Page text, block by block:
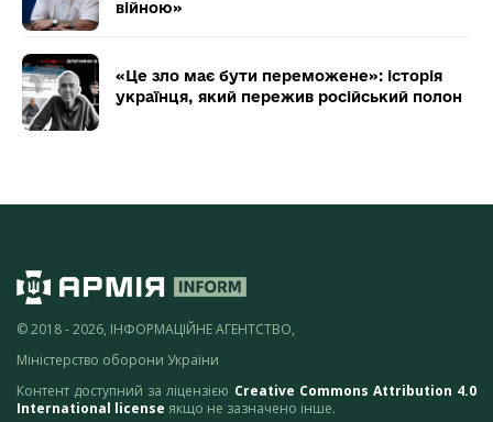
війною»
«Це зло має бути переможене»: історія
українця, який пережив російський полон
© 2018 - 2026, ІНФОРМАЦІЙНЕ АГЕНТСТВО,
Міністерство оборони України
Контент доступний за ліцензією Creative Commons Attribution 4.0
International license якщо не зазначено інше.